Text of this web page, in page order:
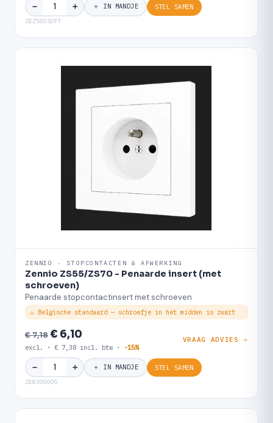
− ＋ ＋ IN MANDJE STEL SAMEN
ZEZS55SOFT
ZENNIO · STOPCONTACTEN & AFWERKING
Zennio ZS55/ZS70 - Penaarde insert (met
schroeven)
Penaarde stopcontactinsert met schroeven
⚠ Belgische standaard — schroefje in het midden is zwart
€ 7,18€ 6,10
excl. · € 7,38 incl. btw · -15%
VRAAG ADVIES →
− ＋ ＋ IN MANDJE STEL SAMEN
ZE8300005